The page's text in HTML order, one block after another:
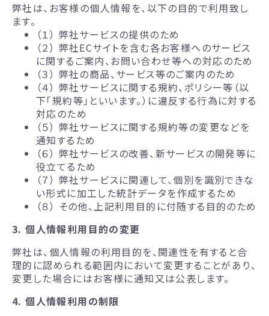
弊社は、お客様の個人情報を、以下の目的で利用致し
ます。
（１） 弊社サービスの提供のため
（２） 弊社ECサイトを含む各お客様へのサービス
に関するご案内、お問い合わせ等への対応のため
（３） 弊社の商品、サービス等のご案内のため
（４） 弊社サービスに関する規約、ポリシー等（以
下「規約等」といいます。）に違反する行為に対する
対応のため
（５） 弊社サービスに関する規約等の変更などを
通知するため
（６） 弊社サービスの改善、新サービスの開発等に
役立てるため
（７） 弊社サービスに関連して、個別を識別できな
い形式に加工した統計データを作成するため
（８） その他、上記利用目的に付随する目的のため
3. 個人情報利用目的の変更
弊社は、個人情報の利用目的を、関連性を有すると合
理的に認められる範囲内において変更することがあり、
変更した場合にはお客様に通知又は公表します。
4. 個人情報利用の制限